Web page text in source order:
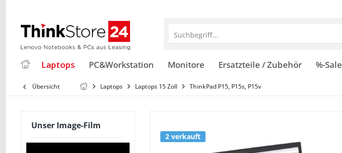
Suchbegriff...
Laptops PC&Workstation Monitore Ersatzteile / Zubehör %-Sale
Übersicht Laptops Laptops 15 Zoll ThinkPad P15, P15s, P15v
Unser Image-Film
2 verkauft